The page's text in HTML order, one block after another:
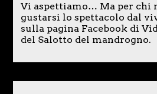
Vi aspettiamo… Ma per chi
gustarsi lo spettacolo dal
sulla pagina Facebook di
del Salotto del mandrogno.